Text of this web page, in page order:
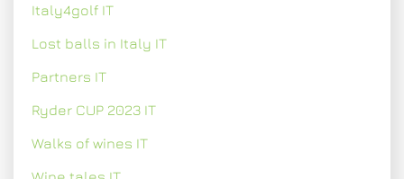
Italy4golf IT
Lost balls in Italy IT
Partners IT
Ryder CUP 2023 IT
Walks of wines IT